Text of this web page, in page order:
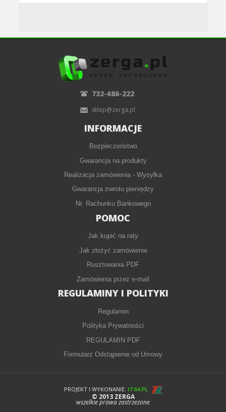
732-686-222
sklep@zerga.pl
INFORMACJE
Bezpieczeństwo
Gwarancja na produkty
Realizacja zamówienia - Wysyłka
Gwarancja zwrotu pieniędzy
Nr. Rachunku Bankowego
POMOC
Jak kupić na raty
Jak złożyć zamówienie
Rusztowania PDF
Zamówienia przez e-mail
REGULAMINY I POLITYKI
Regulamin
Polityka Prywatności
REGULAMIN PDF
Formularz Odstąpienie od Umowy
PROJEKT I WYKONANIE: IT64.PL
© 2013 ZERGA
wszelkie prawa zastrzeżone